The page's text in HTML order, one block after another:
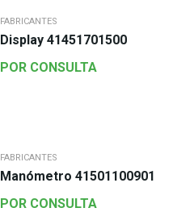
FABRICANTES
Display 41451701500
POR CONSULTA
FABRICANTES
Manómetro 41501100901
POR CONSULTA